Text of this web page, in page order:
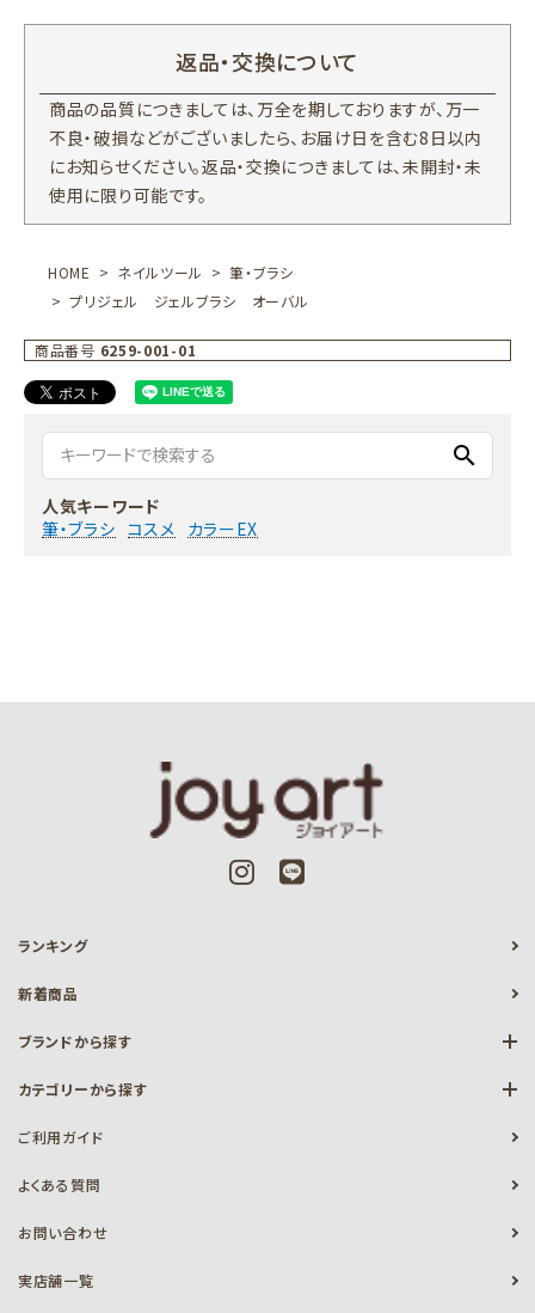
返品・交換について
商品の品質につきましては、万全を期しておりますが、万一
不良・破損などがございましたら、お届け日を含む8日以内
にお知らせください。返品・交換につきましては、未開封・未
使用に限り可能です。
HOME ネイルツール
筆・ブラシ
プリジェル ジェルブラシ オーバル
商品番号 6259-001-01
search
人気キーワード
筆・ブラシ コスメ カラーEX
ランキング
新着商品
ブランドから探す
カテゴリーから探す
ご利用ガイド
よくある質問
お問い合わせ
実店舗一覧